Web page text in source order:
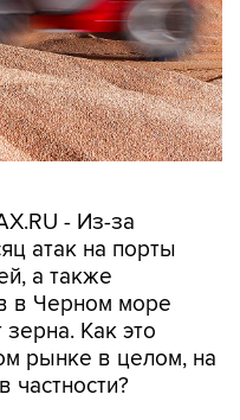
- Из-за
атак на порты
а также
в Черном море
Как это
рынке в целом, на
частности?